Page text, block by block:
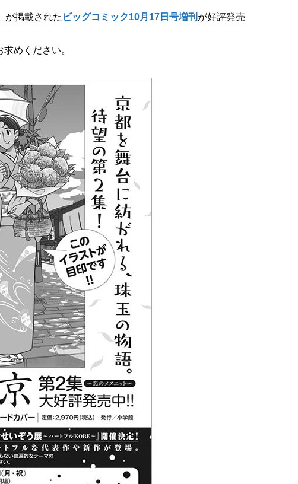
が掲載された ビッグコミック10月17日号増刊 が好評発売
めください。